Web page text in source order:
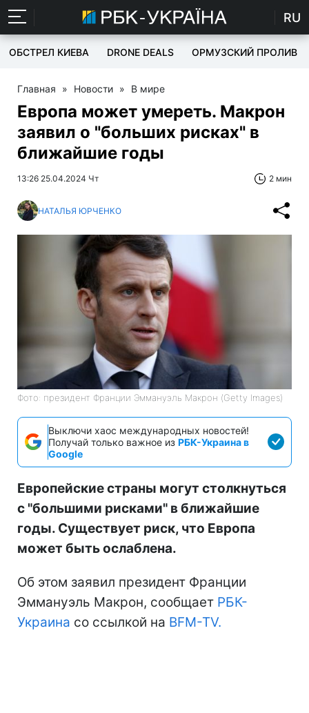
RU
ОБСТРЕЛ КИЕВА DRONE DEALS ОРМУЗСКИЙ ПРОЛИВ
Главная » Новости » В мире
Европа может умереть. Макрон
заявил о "больших рисках" в
ближайшие годы
13:26 25.04.2024 Чт 2 мин
НАТАЛЬЯ ЮРЧЕНКО
Фото: президент Франции Эммануэль Макрон (Getty Images)
Выключи хаос международных новостей!
Получай только важное из РБК-Украина в
Google
Европейские страны могут столкнуться
с "большими рисками" в ближайшие
годы. Существует риск, что Европа
может быть ослаблена.
Об этом заявил президент Франции
Эммануэль Макрон, сообщает РБК-
Украина со ссылкой на BFM-TV.